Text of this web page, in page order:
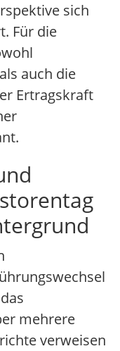
sich
Für die
auch die
Ertragskraft
mehrere
verweisen